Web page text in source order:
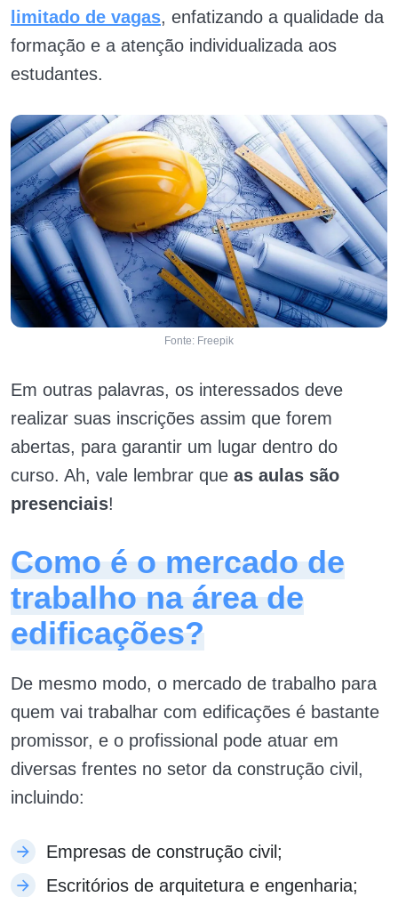
limitado de vagas, enfatizando a qualidade da
formação e a atenção individualizada aos
estudantes.
Fonte: Freepik
Em outras palavras, os interessados deve
realizar suas inscrições assim que forem
abertas, para garantir um lugar dentro do
curso. Ah, vale lembrar que as aulas são
presenciais!
Como é o mercado de
trabalho na área de
edificações?
De mesmo modo, o mercado de trabalho para
quem vai trabalhar com edificações é bastante
promissor, e o profissional pode atuar em
diversas frentes no setor da construção civil,
incluindo:
Empresas de construção civil;
Escritórios de arquitetura e engenharia;